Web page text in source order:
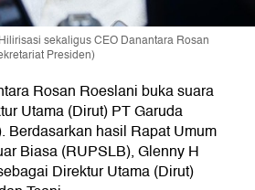
sekaligus CEO Danantara Rosan
Presiden)
Rosan Roeslani buka suara
Utama (Dirut) PT Garuda
Berdasarkan hasil Rapat Umum
Biasa (RUPSLB), Glenny H
Direktur Utama (Dirut)